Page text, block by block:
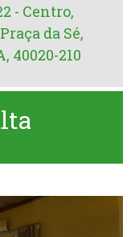
- Centro,
da Sé,
40020-210